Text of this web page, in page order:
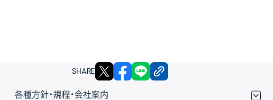
SHARE X facebook
各種方針・規程・会社案内